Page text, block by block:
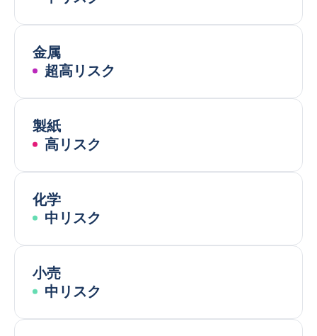
金属
超高リスク
製紙
高リスク
化学
中リスク
小売
中リスク